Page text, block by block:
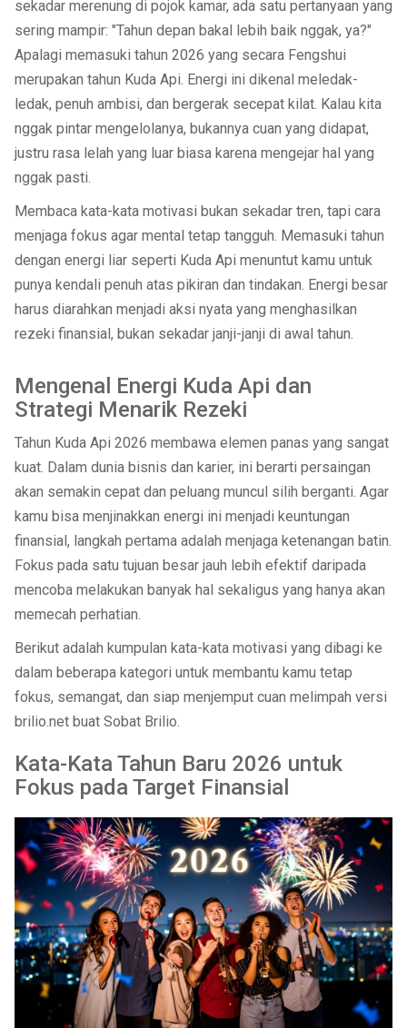
sekadar merenung di pojok kamar, ada satu pertanyaan yang
sering mampir: "Tahun depan bakal lebih baik nggak, ya?"
Apalagi memasuki tahun 2026 yang secara Fengshui
merupakan tahun Kuda Api. Energi ini dikenal meledak-
ledak, penuh ambisi, dan bergerak secepat kilat. Kalau kita
nggak pintar mengelolanya, bukannya cuan yang didapat,
justru rasa lelah yang luar biasa karena mengejar hal yang
nggak pasti.
Membaca kata-kata motivasi bukan sekadar tren, tapi cara
menjaga fokus agar mental tetap tangguh. Memasuki tahun
dengan energi liar seperti Kuda Api menuntut kamu untuk
punya kendali penuh atas pikiran dan tindakan. Energi besar
harus diarahkan menjadi aksi nyata yang menghasilkan
rezeki finansial, bukan sekadar janji-janji di awal tahun.
Mengenal Energi Kuda Api dan
Strategi Menarik Rezeki
Tahun Kuda Api 2026 membawa elemen panas yang sangat
kuat. Dalam dunia bisnis dan karier, ini berarti persaingan
akan semakin cepat dan peluang muncul silih berganti. Agar
kamu bisa menjinakkan energi ini menjadi keuntungan
finansial, langkah pertama adalah menjaga ketenangan batin.
Fokus pada satu tujuan besar jauh lebih efektif daripada
mencoba melakukan banyak hal sekaligus yang hanya akan
memecah perhatian.
Berikut adalah kumpulan kata-kata motivasi yang dibagi ke
dalam beberapa kategori untuk membantu kamu tetap
fokus, semangat, dan siap menjemput cuan melimpah versi
brilio.net buat Sobat Brilio.
Kata-Kata Tahun Baru 2026 untuk
Fokus pada Target Finansial